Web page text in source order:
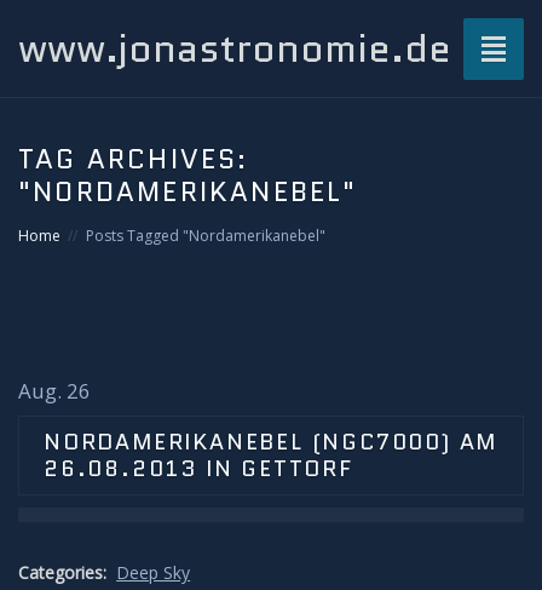
www.jonastronomie.de
Beiträge
Gewitterblitze
Grüner Blitz
Leuchtende Nachtwolken
TAG ARCHIVES:
"NORDAMERIKANEBEL"
Home Posts Tagged "Nordamerikanebel"
Aug. 26
NORDAMERIKANEBEL (NGC7000) AM
26.08.2013 IN GETTORF
Categories: Deep Sky